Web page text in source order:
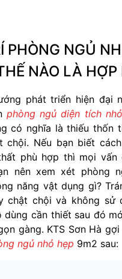
PHÒNG NGỦ
NÀO LÀ HỢP
phát triển hiện đại
phòng ngủ diện tích nhỏ
có nghĩa là thiếu thốn
chội. Nếu bạn biết
phù hợp thì mọi vấn
nên xem xét phòng
năng vật dụng gì?
chật chội và không sử
dùng cần thiết sau đó
gàng. KTS Sơn Hà
ngủ nhỏ hẹp 9m2 sau: